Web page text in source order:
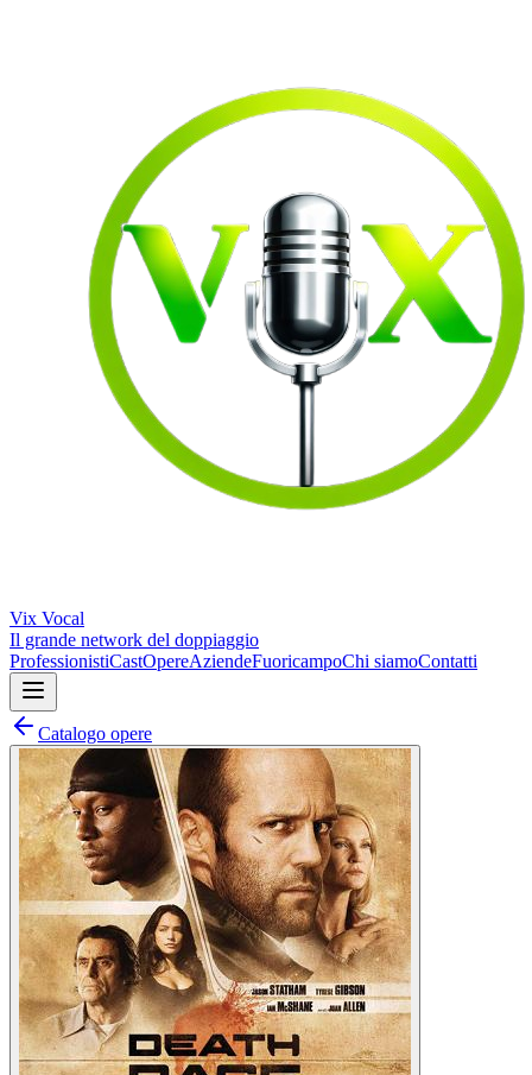
Vix Vocal
Il grande network del doppiaggio
ProfessionistiCastOpereAziendeFuoricampoChi siamoContatti
Catalogo opere